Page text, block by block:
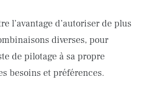
l’avantage d’autoriser de plus
diverses, pour
de pilotage à sa propre
besoins et préférences.